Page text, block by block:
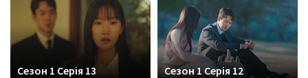
серіалу Відсоток кохання українською мовою, у хорошій
hd якості та з українськими субтитрами!
Сезон 1 Серія 13 Сезон 1 Серія 12